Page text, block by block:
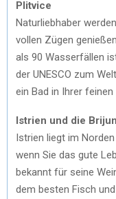
Plitvice
Naturliebhaber
vollen Zügen
als 90 Wasserfällen
der UNESCO zum
ein Bad in Ihrer
Istrien und die
Istrien liegt im
wenn Sie das gute
bekannt für seine
dem besten Fisch